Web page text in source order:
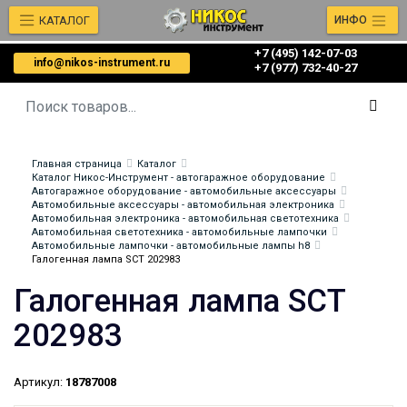
info@nikos-instrument.ru
+7 (495) 142-07-03
‎‎+7 (977) 732-40-27
КАТАЛОГ ИНФО
Главная страница
Каталог
Каталог Никос-Инструмент - автогаражное оборудование
Автогаражное оборудование - автомобильные аксессуары
Автомобильные аксессуары - автомобильная электроника
Автомобильная электроника - автомобильная светотехника
Автомобильная светотехника - автомобильные лампочки
Автомобильные лампочки - автомобильные лампы h8
Галогенная лампа SCT 202983
Галогенная лампа SCT
202983
Артикул: 18787008